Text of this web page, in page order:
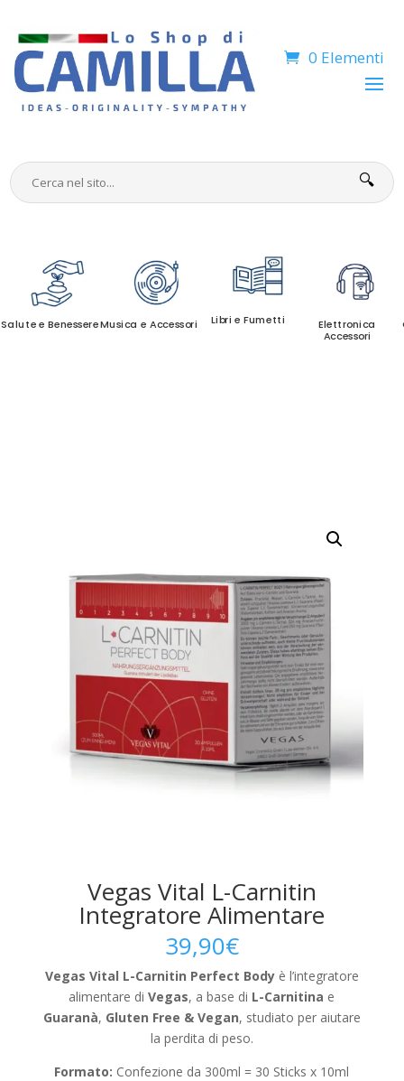
0 Elementi
🔍
Salute e BenessereMusica e Accessori Libri e Fumetti
Elettronica
Accessori
Vegas Vital L-Carnitin
Integratore Alimentare
39,90€
Vegas Vital L-Carnitin Perfect Bodyè l’integratore
alimentare diVegas, a base di L-Carnitina e
Guaranà, Gluten Free & Vegan, studiato per aiutare
la perdita di peso.
Formato: Confezione da 300ml = 30 Sticks x 10ml